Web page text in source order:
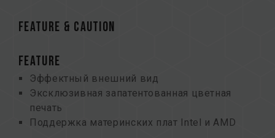
FEATURE & CAUTION
FEATURE
Эффектный внешний вид
Эксклюзивная запатентованная цветная
печать
Поддержка материнских плат Intel и AMD